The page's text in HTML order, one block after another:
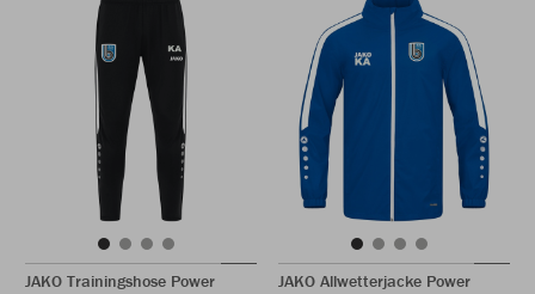
JAKO Trainingshose Power
JAKO Allwetterjacke Power